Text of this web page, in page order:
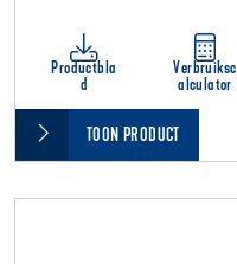
Productbla
d
Verbruiksc
alculator
TOON PRODUCT